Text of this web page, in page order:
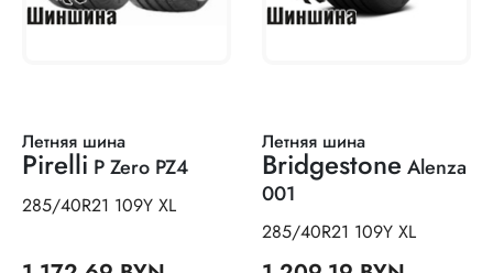
Летняя шина
Pirelli P Zero PZ4
285/40R21 109Y XL
Летняя шина
Bridgestone Alenza
001
285/40R21 109Y XL